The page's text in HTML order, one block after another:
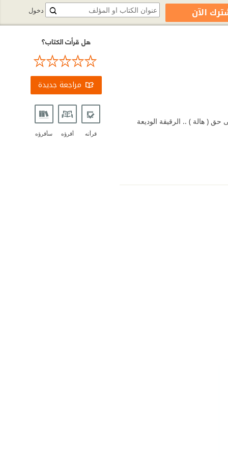
( هالة ) .. الرقيقة الوديعة
هل قرأت الكتاب؟
مراجعة جديدة
قرأته أقرؤه سأقرؤه
دخول الآن